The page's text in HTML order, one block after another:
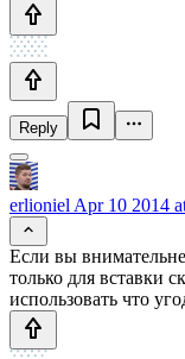
Reply
erlioniel Apr 10 2014
Если вы
только для вставки
использовать что